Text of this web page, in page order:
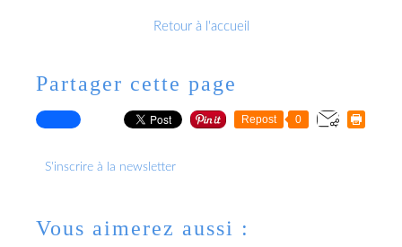
Retour à l'accueil
Partager cette page
Repost 0
S'inscrire à la newsletter
Vous aimerez aussi :